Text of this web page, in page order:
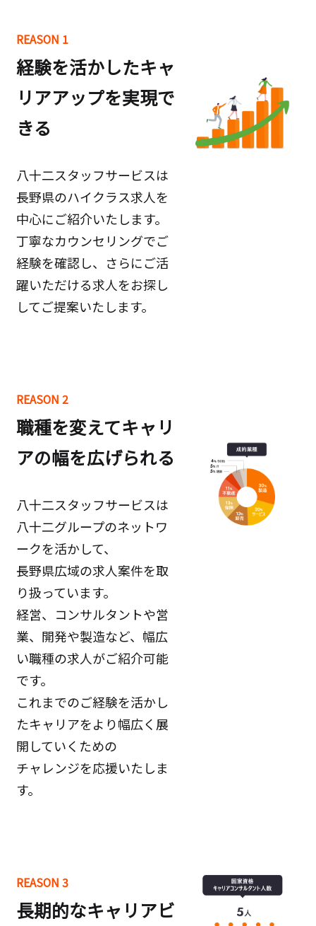
REASON 1
経験を活かしたキャ
リアアップを実現で
きる
八十二スタッフサービスは
長野県のハイクラス求人を
中心にご紹介いたします。
丁寧なカウンセリングでご
経験を確認し、さらにご活
躍いただける求人をお探し
してご提案いたします。
REASON 2
職種を変えてキャリ
アの幅を広げられる
八十二スタッフサービスは
八十二グループのネットワ
ークを活かして、
長野県広域の求人案件を取
り扱っています。
経営、コンサルタントや営
業、開発や製造など、幅広
い職種の求人がご紹介可能
です。
これまでのご経験を活かし
たキャリアをより幅広く展
開していくための
チャレンジを応援いたしま
す。
REASON 3
長期的なキャリアビ